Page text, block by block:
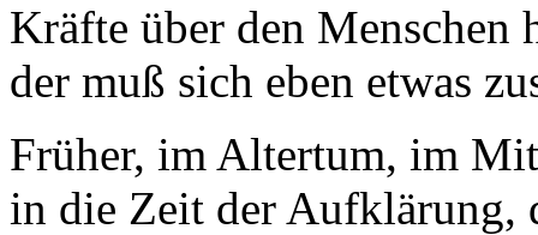
Kräfte über den Menschen
der muß sich eben etwas
Früher, im Altertum, im
in die Zeit der Aufklärung,